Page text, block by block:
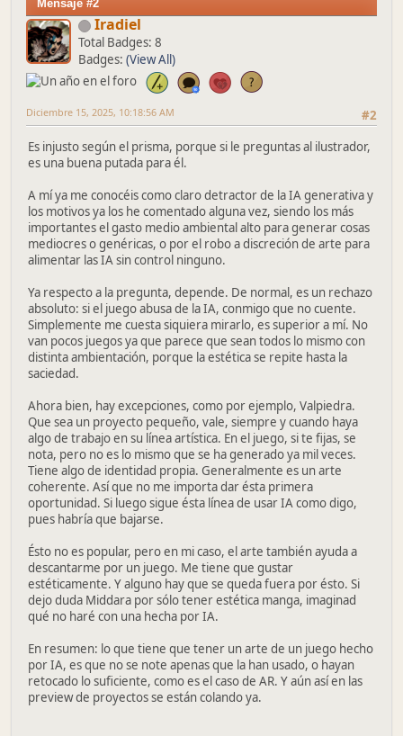
Mensaje #2
Iradiel
Total Badges: 8
Badges: (View All)
#2
Diciembre 15, 2025, 10:18:56 AM
Es injusto según el prisma, porque si le preguntas al ilustrador,
es una buena putada para él.
A mí ya me conocéis como claro detractor de la IA generativa y
los motivos ya los he comentado alguna vez, siendo los más
importantes el gasto medio ambiental alto para generar cosas
mediocres o genéricas, o por el robo a discreción de arte para
alimentar las IA sin control ninguno.
Ya respecto a la pregunta, depende. De normal, es un rechazo
absoluto: si el juego abusa de la IA, conmigo que no cuente.
Simplemente me cuesta siquiera mirarlo, es superior a mí. No
van pocos juegos ya que parece que sean todos lo mismo con
distinta ambientación, porque la estética se repite hasta la
saciedad.
Ahora bien, hay excepciones, como por ejemplo, Valpiedra.
Que sea un proyecto pequeño, vale, siempre y cuando haya
algo de trabajo en su línea artística. En el juego, si te fijas, se
nota, pero no es lo mismo que se ha generado ya mil veces.
Tiene algo de identidad propia. Generalmente es un arte
coherente. Así que no me importa dar ésta primera
oportunidad. Si luego sigue ésta línea de usar IA como digo,
pues habría que bajarse.
Ésto no es popular, pero en mi caso, el arte también ayuda a
descantarme por un juego. Me tiene que gustar
estéticamente. Y alguno hay que se queda fuera por ésto. Si
dejo duda Middara por sólo tener estética manga, imaginad
qué no haré con una hecha por IA.
En resumen: lo que tiene que tener un arte de un juego hecho
por IA, es que no se note apenas que la han usado, o hayan
retocado lo suficiente, como es el caso de AR. Y aún así en las
preview de proyectos se están colando ya.